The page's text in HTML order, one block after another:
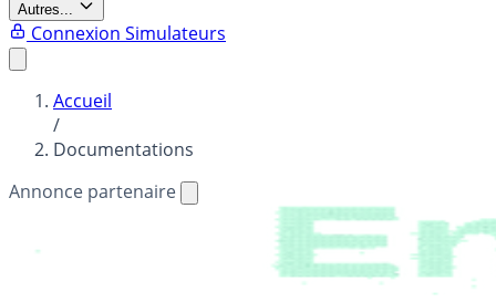
Autres...
Connexion Simulateurs
Accueil
/
Documentations
Annonce partenaire